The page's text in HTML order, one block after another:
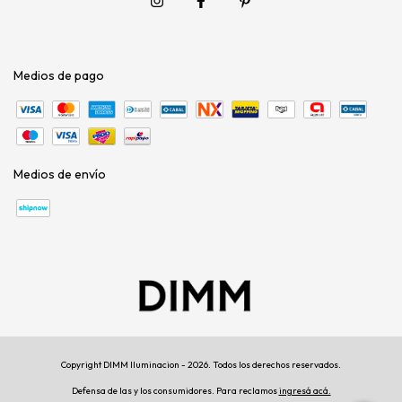
Medios de pago
Medios de envío
Copyright DIMM Iluminacion - 2026. Todos los derechos reservados.
Defensa de las y los consumidores. Para reclamosingresá acá.